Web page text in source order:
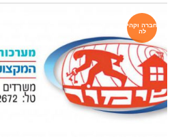
חברה וקהי
לה